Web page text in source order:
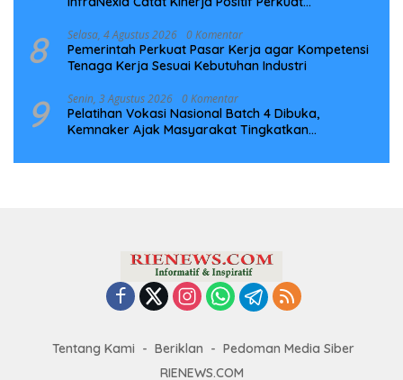
8 Selasa, 4 Agustus 2026 0 Komentar
Pemerintah Perkuat Pasar Kerja agar Kompetensi
Tenaga Kerja Sesuai Kebutuhan Industri
9 Senin, 3 Agustus 2026 0 Komentar
Pelatihan Vokasi Nasional Batch 4 Dibuka,
Kemnaker Ajak Masyarakat Tingkatkan
Tentang Kami Beriklan
Pedoman Media Siber
RIENEWS.COM